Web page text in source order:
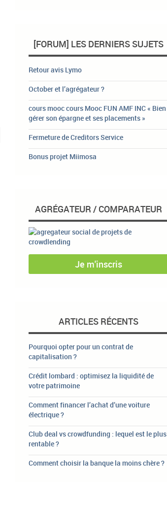
[FORUM] LES DERNIERS SUJETS
Retour avis Lymo
October et l’agrégateur ?
cours mooc cours Mooc FUN AMF INC « Bien
gérer son épargne et ses placements »
Fermeture de Creditors Service
Bonus projet Miimosa
AGRÉGATEUR / COMPARATEUR
Je m'inscris
ARTICLES RÉCENTS
Pourquoi opter pour un contrat de
capitalisation ?
Crédit lombard : optimisez la liquidité de
votre patrimoine
Comment financer l’achat d’une voiture
électrique ?
Club deal vs crowdfunding : lequel est le plus
rentable ?
Comment choisir la banque la moins chère ?